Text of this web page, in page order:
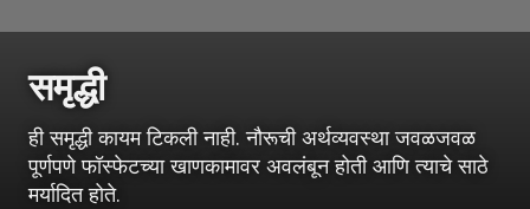
समृद्धी
ही समृद्धी कायम टिकली नाही. नौरूची अर्थव्यवस्था जवळजवळ
पूर्णपणे फॉस्फेटच्या खाणकामावर अवलंबून होती आणि त्याचे साठे
मर्यादित होते.